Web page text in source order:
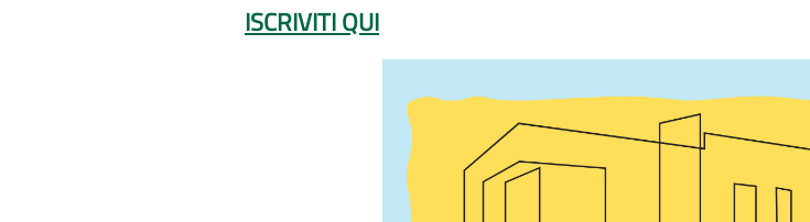
ISCRIVITI QUI